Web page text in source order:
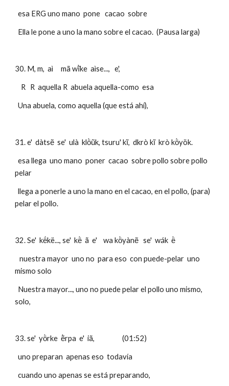
  esa ERG uno mano  pone   cacao  sobre
  Ella le pone a uno la mano sobre el cacao.  (Pausa larga)
30. M, m,  aì     mã wĩ̀ke  aìse...,   e',
    R   R  aquella R  abuela aquella-como  esa
  Una abuela, como aquella (que está ahí),
31. e'  dàtsẽ  se'  ulà  klö̀ũk, tsuru' kĩ,  dkrò kĩ  krò kö̀yök.
  esa llega  uno mano  poner  cacao  sobre pollo sobre pollo
pelar
  llega a ponerle a uno la mano en el cacao, en el pollo, (para)
pelar el pollo.
32. Se'  kë́kë..., se'  kë̀  ã  e'    wa kö̀yànẽ   se'  wák  ë̀
   nuestra mayor  uno no  para eso  con puede-pelar  uno
mismo solo
solo,
33. se'  yö̀rke  ẽ̀rpa  e'  iã,                  (01:52)
  uno preparan  apenas eso  todavía
  cuando uno apenas se está preparando,